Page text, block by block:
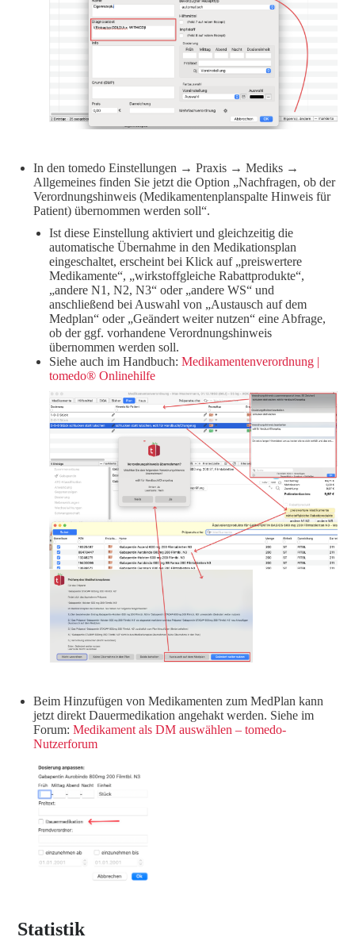
In den tomedo Einstellungen → Praxis → Mediks →
Allgemeines finden Sie jetzt die Option „Nachfragen, ob der
Verordnungshinweis (Medikamentenplanspalte Hinweis für
Patient) übernommen werden soll“.
Ist diese Einstellung aktiviert und gleichzeitig die
automatische Übernahme in den Medikationsplan
eingeschaltet, erscheint bei Klick auf „preiswertere
Medikamente“, „wirkstoffgleiche Rabattprodukte“,
„andere N1, N2, N3“ oder „andere WS“ und
anschließend bei Auswahl von „Austausch auf dem
Medplan“ oder „Geändert weiter nutzen“ eine Abfrage,
ob der ggf. vorhandene Verordnungshinweis
übernommen werden soll.
Siehe auch im Handbuch: Medikamentenverordnung |
tomedo® Onlinehilfe
Beim Hinzufügen von Medikamenten zum MedPlan kann
jetzt direkt Dauermedikation angehakt werden. Siehe im
Forum: Medikament als DM auswählen – tomedo-
Nutzerforum
Statistik